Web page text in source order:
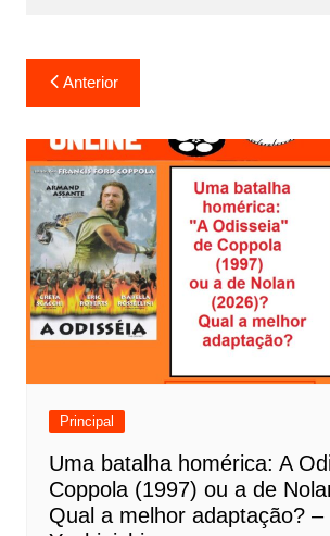
a
v
e
g
a
ç
ã
o
d
Anterior
Principal
Uma batalha homérica: A
Coppola (1997) ou a de
Qual a melhor adaptação?